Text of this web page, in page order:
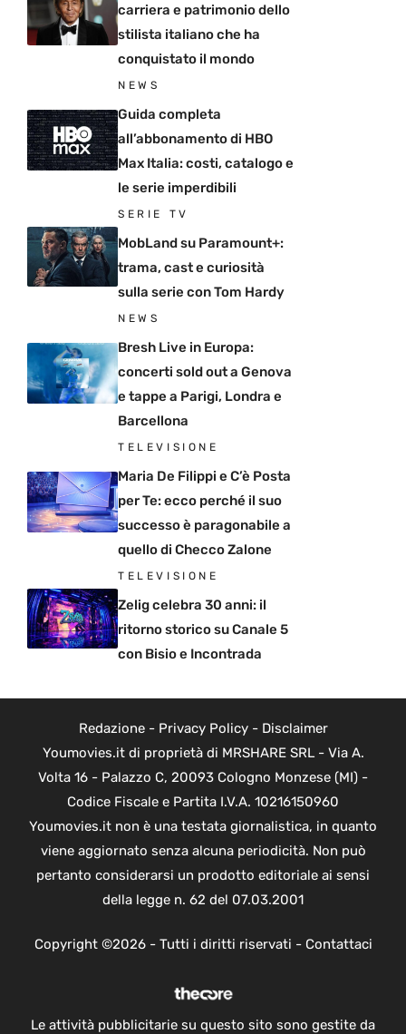
carriera e patrimonio dello
stilista italiano che ha
conquistato il mondo
NEWS
Guida completa
all’abbonamento di HBO
Max Italia: costi, catalogo e
le serie imperdibili
SERIE TV
MobLand su Paramount+:
trama, cast e curiosità
sulla serie con Tom Hardy
NEWS
Bresh Live in Europa:
concerti sold out a Genova
e tappe a Parigi, Londra e
Barcellona
TELEVISIONE
Maria De Filippi e C’è Posta
per Te: ecco perché il suo
successo è paragonabile a
quello di Checco Zalone
TELEVISIONE
Zelig celebra 30 anni: il
ritorno storico su Canale 5
con Bisio e Incontrada
Redazione- Privacy Policy- Disclaimer
Youmovies.it di proprietà di MRSHARE SRL - Via A.
Volta 16 - Palazzo C, 20093 Cologno Monzese (MI) -
Codice Fiscale e Partita I.V.A. 10216150960
Youmovies.it non è una testata giornalistica, in quanto
viene aggiornato senza alcuna periodicità. Non può
pertanto considerarsi un prodotto editoriale ai sensi
della legge n. 62 del 07.03.2001
Copyright ©2026 - Tutti i diritti riservati - Contattaci
Le attività pubblicitarie su questo sito sono gestite da